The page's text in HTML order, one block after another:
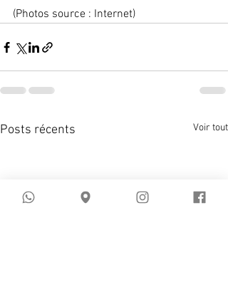
(Photos source : Internet)
Posts récents Voir tout